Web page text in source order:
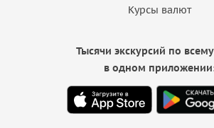
Курсы валют
Тысячи экскурсий по
в одном